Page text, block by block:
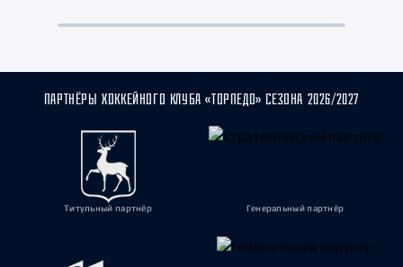
ПАРТНЁРЫ ХОККЕЙНОГО КЛУБА «ТОРПЕДО» СЕЗОНА 2026/2027
Титульный партнёр Генеральный партнёр